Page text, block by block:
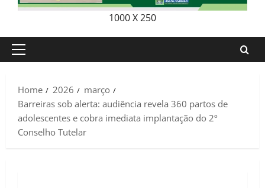
1000 X 250
Primary
Home
2026
março
Barreiras sob alerta: audiência revela 360 partos de
adolescentes e cobra imediata implantação do 2º
Conselho Tutelar